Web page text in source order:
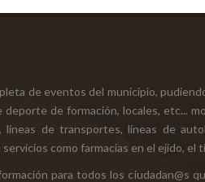
de eventos del municipio,
de formación, locales, etc...
líneas de transportes, líneas de
como farmacias en el ejido, el
para todos los ciudadan@s